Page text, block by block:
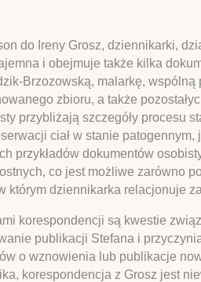
do Ireny Grosz, dziennikarki,
i obejmuje także kilka
Brzozowską, malarkę,
zbioru, a także
przybliżają szczegóły procesu
ciał w stanie
przykładów dokumentów
co jest możliwe zarówno
którym dziennikarka relacjonuje
korespondencji są kwestie
publikacji Stefana i
o wznowienia lub publikacje
korespondencja z Grosz jest